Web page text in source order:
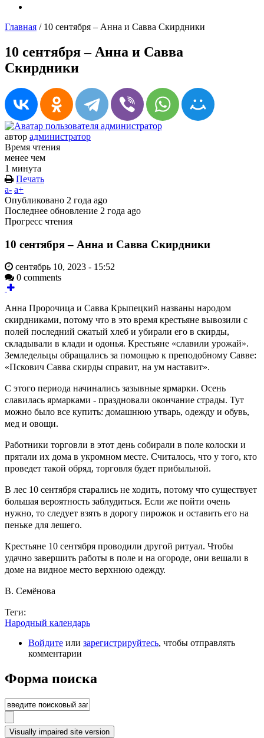
Главная / 10 сентября – Анна и Савва Скирдники
10 сентября – Анна и Савва
Скирдники
автор администратор
Время чтения
менее чем
1 минута
Печать
a- a+
Опубликовано 2 года ago
Последнее обновление 2 года ago
Прогресс чтения
10 сентября – Анна и Савва Скирдники
сентябрь 10, 2023 - 15:52
0 comments
Анна Пророчица и Савва Крыпецкий названы народом
скирдниками, потому что в это время крестьяне вывозили с
полей последний сжатый хлеб и убирали его в скирды,
складывали в клади и одонья. Крестьяне «славили урожай».
Земледельцы обращались за помощью к преподобному Савве:
«Пскович Савва скирды справит, на ум наставит».
С этого периода начинались зазывные ярмарки. Осень
славилась ярмарками - праздновали окончание страды. Тут
можно было все купить: домашнюю утварь, одежду и обувь,
мед и овощи.
Работники торговли в этот день собирали в поле колоски и
прятали их дома в укромном месте. Считалось, что у того, кто
проведет такой обряд, торговля будет прибыльной.
В лес 10 сентября старались не ходить, потому что существует
большая вероятность заблудиться. Если же пойти очень
нужно, то следует взять в дорогу пирожок и оставить его на
пеньке для лешего.
Крестьяне 10 сентября проводили другой ритуал. Чтобы
удачно завершить работы в поле и на огороде, они вешали в
доме на видное место верхнюю одежду.
В. Семёнова
Теги:
Народный календарь
Войдите или зарегистрируйтесь, чтобы отправлять
комментарии
Форма поиска